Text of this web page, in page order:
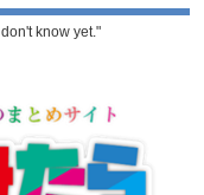
know yet."